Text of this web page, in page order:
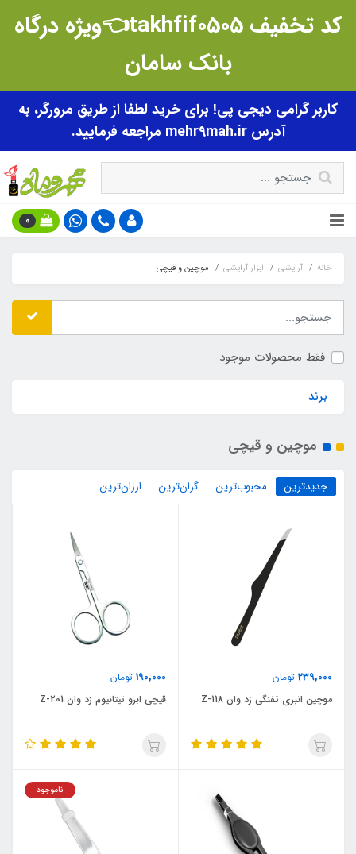
کد تخفیف takhfif0505👈ویژه درگاه
بانک سامان
کاربر گرامی دیجی پی! برای خرید لطفا از طریق مرورگر، به
آدرس mehr9mah.ir مراجعه فرمایید.
0
خانه آرایشی ابزار آرایشی موچین و قیچی
فقط محصولات موجود
برند
موچین و قیچی
جدیدترین محبوب‌ترین گران‌ترین ارزان‌ترین
239,000 تومان
موچین انبری تفنگی زد وان Z-118
190,000 تومان
قیچی ابرو تیتانیوم زد وان Z-201
ناموجود